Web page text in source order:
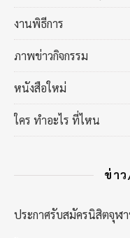
งานพิธีการ
ภาพข่าวกิจกรรม
หนังสือใหม่
ใคร ทำอะไร ที่ไหน
ข่า
ประกาศรับสมัครนิสิตจุฬ